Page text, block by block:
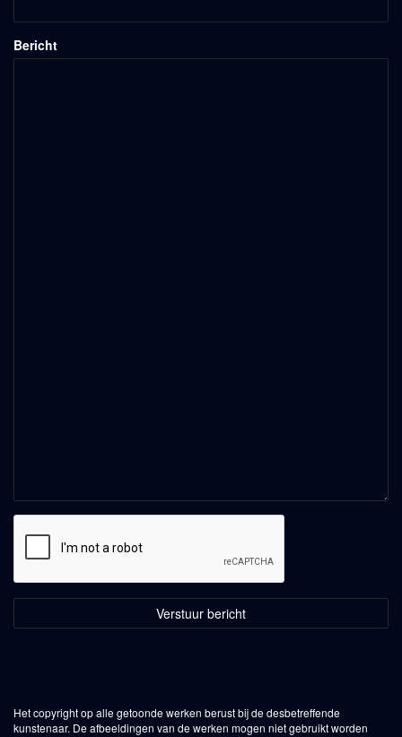
Bericht
Het copyright op alle getoonde werken berust bij de desbetreffende
kunstenaar. De afbeeldingen van de werken mogen niet gebruikt worden